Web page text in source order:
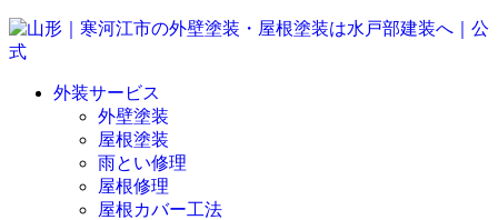
外装サービス
外壁塗装
屋根塗装
雨とい修理
屋根修理
屋根カバー工法